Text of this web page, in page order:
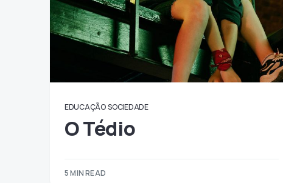
EDUCAÇÃO SOCIEDADE
O Tédio
5 MIN READ